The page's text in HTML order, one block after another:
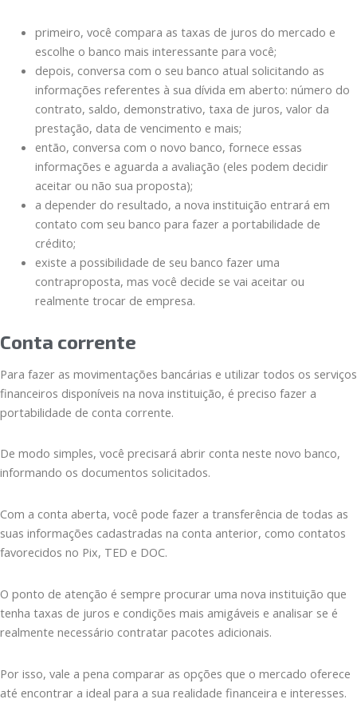
primeiro, você compara as taxas de juros do mercado e
escolhe o banco mais interessante para você;
depois, conversa com o seu banco atual solicitando as
informações referentes à sua dívida em aberto: número do
contrato, saldo, demonstrativo, taxa de juros, valor da
prestação, data de vencimento e mais;
então, conversa com o novo banco, fornece essas
informações e aguarda a avaliação (eles podem decidir
aceitar ou não sua proposta);
a depender do resultado, a nova instituição entrará em
contato com seu banco para fazer a portabilidade de
crédito;
existe a possibilidade de seu banco fazer uma
contraproposta, mas você decide se vai aceitar ou
realmente trocar de empresa.
Conta corrente
Para fazer as movimentações bancárias e utilizar todos os serviços
financeiros disponíveis na nova instituição, é preciso fazer a
portabilidade de conta corrente.
De modo simples, você precisará abrir conta neste novo banco,
informando os documentos solicitados.
Com a conta aberta, você pode fazer a transferência de todas as
suas informações cadastradas na conta anterior, como contatos
favorecidos no Pix, TED e DOC.
O ponto de atenção é sempre procurar uma nova instituição que
tenha taxas de juros e condições mais amigáveis e analisar se é
realmente necessário contratar pacotes adicionais.
Por isso, vale a pena comparar as opções que o mercado oferece
até encontrar a ideal para a sua realidade financeira e interesses.